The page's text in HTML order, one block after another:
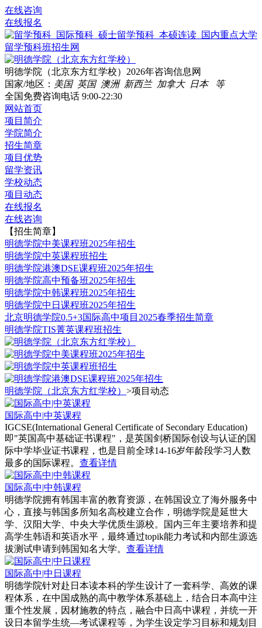
在线咨询
在线报名
明德学院（北京东方红学校）2026年咨询信息网
国家/地区： 美国 英国 澳洲 新西兰 加拿大 日本 等
全国免费咨询电话 9:00-22:30
网站首页
项目简介
学院简介
招生简章
项目优势
留学资讯
学校动态
项目动态
在线报名
在线咨询
【招生简章】
明德学院中美课程班2025年招生
明德学院中英课程班招生
明德学院港澳DSE课程班2025年招生
明德学院高中预备班2025年招生
明德学院中韩课程班2025年招生
明德学院中日课程班2025年招生
北京明德学院0.5+3国际高中项目2025春季招生简章
明德学院TIS菁英课程班招生
明德学院（北京东方红学校） >项目动态
国际高中|中英课程
IGCSE(International General Certificate of Secondary Education)
即"英国高中基础证书课程"，是英国剑桥国际创设与认证的国
际中学毕业证书课程，也是目前全球14-16岁年龄段学习人数
最多的国际课程。 查看详情
国际高中|中韩课程
明德学院拥有韩国丰富的教育资源，在韩国设立了海外服务中
心，直接与韩国多所知名高校建立合作，明德学院是延世大
学、汉阳大学、中央大学优质生源校。国内三年主要培养和提
高学生韩语和英语水平，最终通过topik能力考试和内部生源选
拔测试申请到韩国知名大学。 查看详情
国际高中|中日课程
明德学院针对赴日本读本科的学生设计了一套科学、高效的课
程体系，在中国成熟的高中教学体系基础上，结合日本高中注
重个性发展，因材施教的特点，融合中日高中课程，并统一开
设日本留学生统―考试课程等，为学生设定学习目标和规划目